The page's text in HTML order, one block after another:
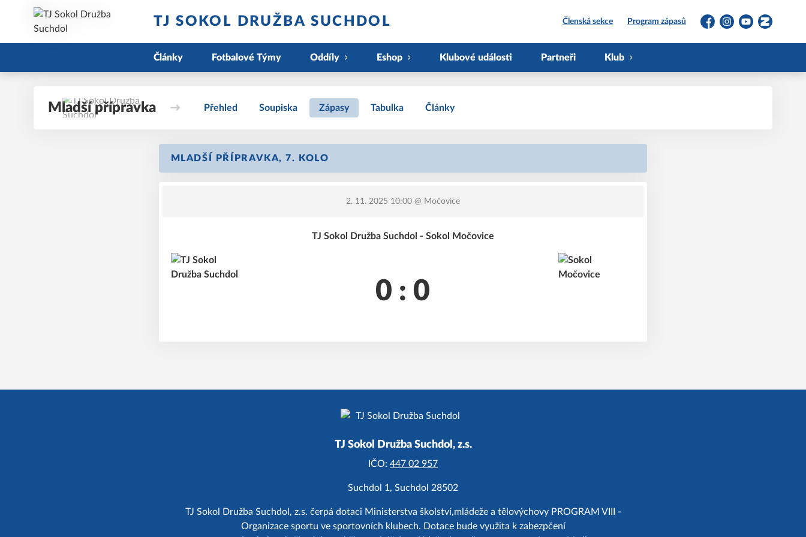
TJ SOKOL DRUŽBA SUCHDOL Členská sekce Program zápasů
FacebookInstagramYouTubeZonerama
Články Fotbalové Týmy Oddíly Eshop Klubové události Partneři Klub
Mladší přípravka Přehled Soupiska Zápasy Tabulka Články
MLADŠÍ PŘÍPRAVKA, 7. KOLO
2. 11. 2025 10:00@ Močovice
TJ Sokol Družba Suchdol - Sokol Močovice
0 : 0
TJ Sokol Družba Suchdol, z.s.
IČO: 447 02 957
Suchdol 1, Suchdol 28502
TJ Sokol Družba Suchdol, z.s. čerpá dotaci Ministerstva školství,mládeže a tělovýchovy PROGRAM VIII -
Organizace sportu ve sportovních klubech. Dotace bude využita k zabezpčení